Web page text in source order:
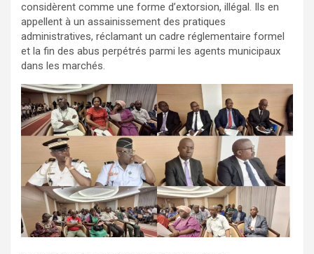
considèrent comme une forme d’extorsion, illégal. Ils en
appellent à un assainissement des pratiques
administratives, réclamant un cadre réglementaire formel
et la fin des abus perpétrés parmi les agents municipaux
dans les marchés.